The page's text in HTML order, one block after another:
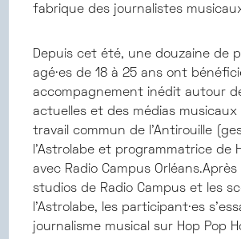
fabrique des journalistes
Depuis cet été, une douzaine de
agé·es de 18 à 25 ans ont
accompagnement inédit autour
actuelles et des médias musicaux
travail commun de l’Antirouille
l’Astrolabe et programmatrice de
avec Radio Campus
studios de Radio Campus et les
l’Astrolabe, les participant·es
journalisme musical sur Hop Pop